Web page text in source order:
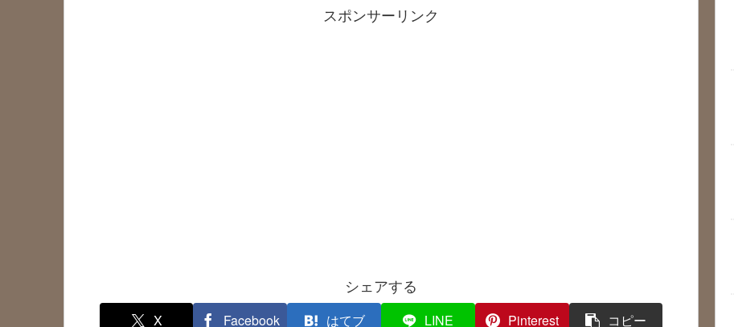
スポンサーリンク
シェアする
X Facebook はてブ LINE Pinterest コピー